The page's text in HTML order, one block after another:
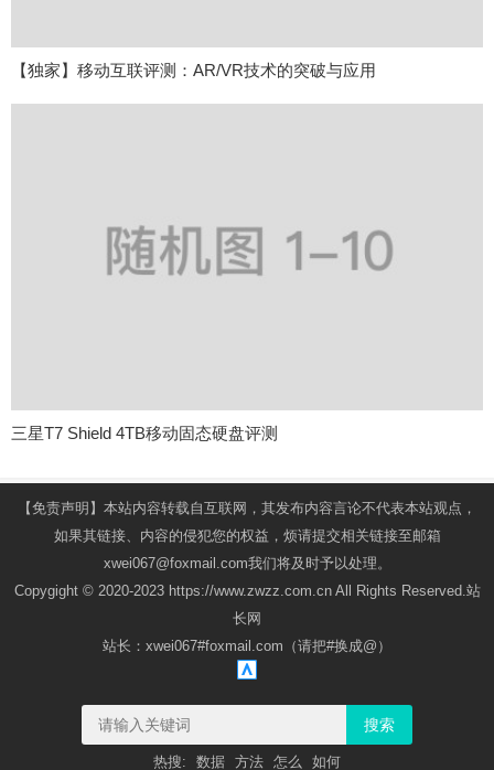
【独家】移动互联评测：AR/VR技术的突破与应用
三星T7 Shield 4TB移动固态硬盘评测
【免责声明】本站内容转载自互联网，其发布内容言论不代表本站观点，
如果其链接、内容的侵犯您的权益，烦请提交相关链接至邮箱
xwei067@foxmail.com我们将及时予以处理。
Copygight © 2020-2023 https://www.zwzz.com.cn All Rights Reserved.站
长网
站长：xwei067#foxmail.com（请把#换成@）
搜索
热搜: 数据 方法 怎么 如何